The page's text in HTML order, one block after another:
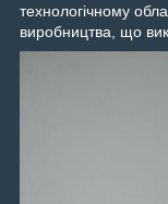
технологічному
виробництва, що